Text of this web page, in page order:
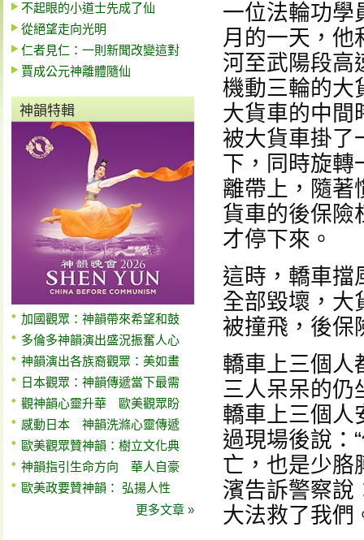
不起眼的小道士先成了仙
從絕望走向光明
仁者見仁：一則新聞改變這對
賈成公元神離體隨仙
神韻特輯
加國觀眾：神韻帶來希望和鼓
多倫多神韻演出盛況振奮人心
神韻演出各族裔觀眾：美如畫
日本觀眾：神韻傳遞當下最需
觀神韻心靈升華 歐美觀眾盼
感動日本 神韻洗滌心靈傳遞
歐美觀眾贊神韻：樹立文化典
神韻指引生命方向 華人自豪
歐美政要贊神韻： 弘揚人性
更多文章 »
一位法輪功學
月的一天，他
河至武陽段高
機動三輪的大
大貨車的中間
被大貨車掛了
下，同時旋轉
離帶上，隨著
貨車的後保險
才停下來。
這時，轎車擋
全部毀壞，大
被撞飛，後保
轎車上三個人
三人呆呆的仍
轎車上三個人
過現場後說：
亡，也是少胳
濱告訴警察說
大法救了我們